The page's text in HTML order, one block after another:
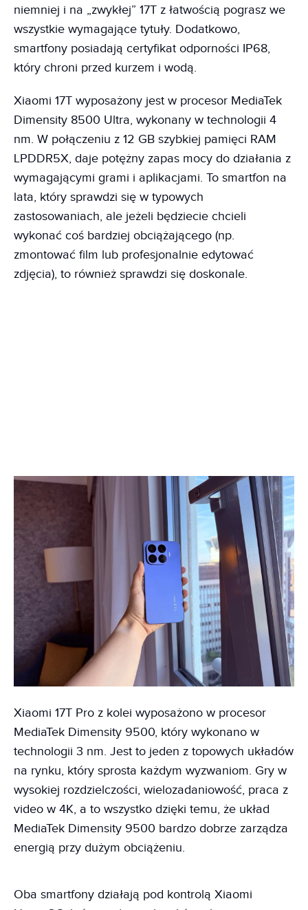
niemniej i na „zwykłej” 17T z łatwością pograsz we
wszystkie wymagające tytuły. Dodatkowo,
smartfony posiadają certyfikat odporności IP68,
który chroni przed kurzem i wodą.
Xiaomi 17T wyposażony jest w procesor MediaTek
Dimensity 8500 Ultra, wykonany w technologii 4
nm. W połączeniu z 12 GB szybkiej pamięci RAM
LPDDR5X, daje potężny zapas mocy do działania z
wymagającymi grami i aplikacjami. To smartfon na
lata, który sprawdzi się w typowych
zastosowaniach, ale jeżeli będziecie chcieli
wykonać coś bardziej obciążającego (np.
zmontować film lub profesjonalnie edytować
zdjęcia), to również sprawdzi się doskonale.
Xiaomi 17T Pro z kolei wyposażono w procesor
MediaTek Dimensity 9500, który wykonano w
technologii 3 nm. Jest to jeden z topowych układów
na rynku, który sprosta każdym wyzwaniom. Gry w
wysokiej rozdzielczości, wielozadaniowość, praca z
video w 4K, a to wszystko dzięki temu, że układ
MediaTek Dimensity 9500 bardzo dobrze zarządza
energią przy dużym obciążeniu.
Oba smartfony działają pod kontrolą Xiaomi